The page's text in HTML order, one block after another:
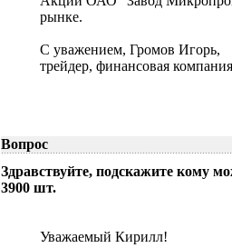
рынке.
С уважением, Громов Игорь,
трейдер, финансовая
Вопрос
Здравствуйте, подскажите кому
3900 шт.
Уважаемый Кирилл!